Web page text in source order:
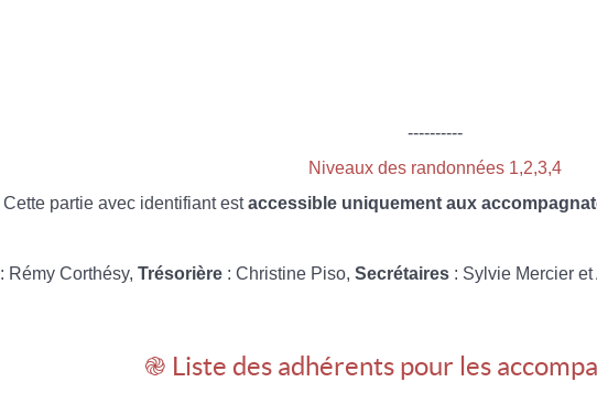
----------
Niveaux des randonnées 1,2,3,4
Cette partie avec identifiant estaccessible uniquement aux
: Rémy Corthésy, Trésorière : Christine Piso, Secrétaires : Sylvie Mercier
֎ Liste des adhérents pour les